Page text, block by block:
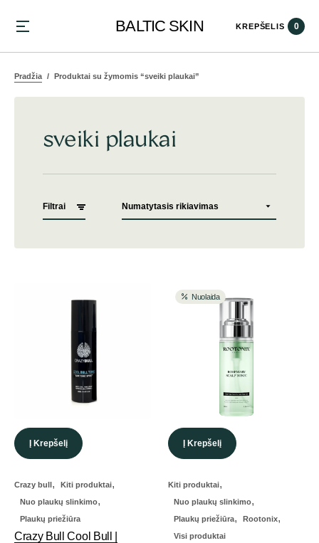
BALTIC SKIN KREPŠELIS 0
Pradžia Produktai su žymomis “sveiki plaukai”
sveiki plaukai
Filtrai
Į Krepšelį
Crazy bull, Kiti produktai,
Nuo plaukų slinkimo,
Plaukų priežiūra
Crazy Bull Cool Bull |
Nuolaida
Į Krepšelį
Kiti produktai,
Nuo plaukų slinkimo,
Plaukų priežiūra, Rootonix,
Visi produktai